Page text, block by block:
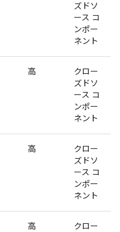
ズドソ
ース コ
ンポー
ネント
高
クロー
ズドソ
ース コ
ンポー
ネント
高
クロー
ズドソ
ース コ
ンポー
ネント
高
クロー